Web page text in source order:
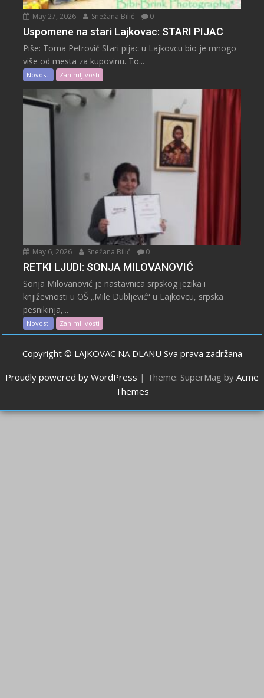
May 27, 2026 Snežana Bilić 0
Uspomene na stari Lajkovac: STARI PIJAC
Piše: Toma Petrović Stari pijac u Lajkovcu bio je mnogo
više od mesta za kupovinu. To...
Novosti Zanimljivosti
May 6, 2026 Snežana Bilić 0
RETKI LJUDI: SONJA MILOVANOVIĆ
Sonja Milovanović je nastavnica srpskog jezika i
književnosti u OŠ „Mile Dubljević“ u Lajkovcu, srpska
pesnikinja,...
Novosti Zanimljivosti
Copyright © LAJKOVAC NA DLANU Sva prava zadržana
Proudly powered by WordPress | Theme: SuperMag by Acme
Themes